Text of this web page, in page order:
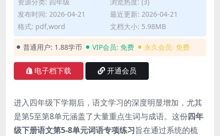
发布时间: 2026-04-21
最近更新: 2026-04-21
格式: pdf,word
文档大小: 5.98MB
普通用户: 1.88学币 VIP会员: 免费 永久会员: 免费
电子档下载 开通会员
进入四年级下学期后，语文学习的深度明显增加，尤其
是第5至第8单元涵盖了大量重点生词与成语。这份四年
级下册语文第5-8单元词语专项练习旨在通过系统的梳